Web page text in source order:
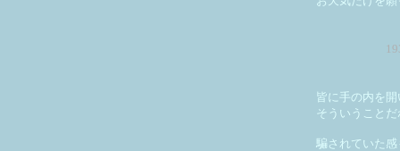
皆に手の内を
そういうことだ
騙されていた感